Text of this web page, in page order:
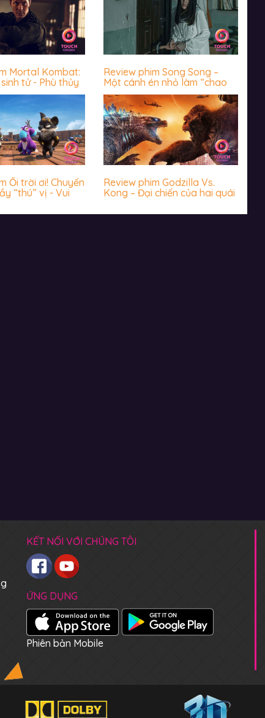
Mortal Kombat:
tử - Phù thủy
chưa bao giờ
thất vọng
Review phim Song Song –
Một cánh én nhỏ làm “chao
đảo” cả vài mùa xuân
Ối trời ơi! Chuyến
“thú” vị - Vui
Review phim Godzilla Vs.
Kong – Đại chiến của hai quái
đất về thời đồ đá?
KẾT NỐI VỚI CHÚNG TÔI
ỨNG DỤNG
Phiên bản Mobile